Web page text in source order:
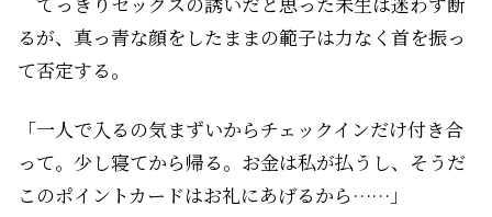
るが、真っ青な顔をしたままの範子は力なく首を振っ
て否定する。
「一人で入るの気まずいからチェックインだけ付き合
って。少し寝てから帰る。お金は私が払うし、そうだ
このポイントカードはお礼にあげるから……」